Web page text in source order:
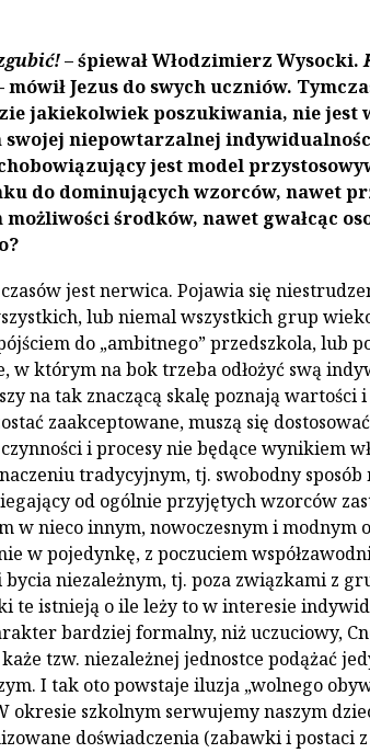
– śpiewał Włodzimierz Wysocki.
mówił Jezus do swych uczniów.
jakiekolwiek poszukiwania, nie jest
swojej niepowtarzalnej
jest model
do dominujących wzorców, nawet
środków, nawet gwałcąc
jest nerwica. Pojawia się
lub niemal wszystkich grup
do „ambitnego” przedszkola, lub
w którym na bok trzeba odłożyć swą
na tak znaczącą skalę poznają wartości
zaakceptowane, muszą się
i procesy nie będące wynikiem
tradycyjnym, tj. swobodny sposób
od ogólnie przyjętych wzorców
w nieco innym, nowoczesnym i modnym
w pojedynkę, z poczuciem
niezależnym, tj. poza związkami z
te istnieją o ile leży to w interesie
bardziej formalny, niż uczuciowy,
tzw. niezależnej jednostce podążać
I tak oto powstaje iluzja „wolnego
okresie szkolnym serwujemy naszym
doświadczenia (zabawki i postaci